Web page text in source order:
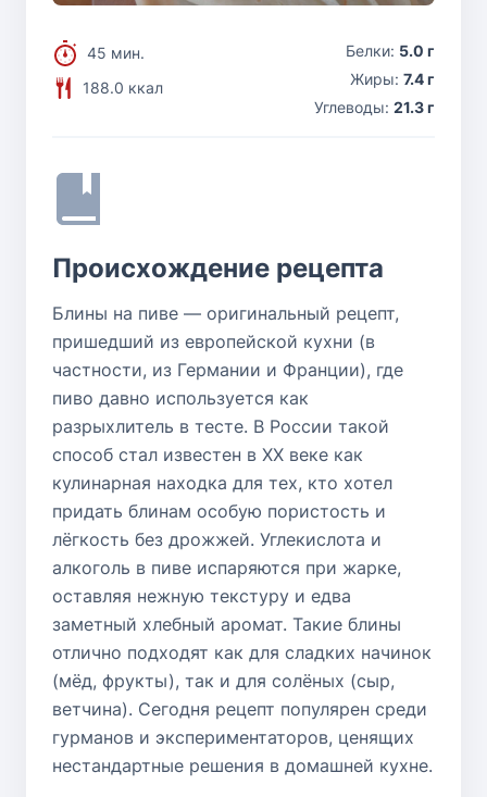
45 мин.
188.0 ккал
Белки: 5.0 г
Жиры: 7.4 г
Углеводы: 21.3 г
Происхождение рецепта
Блины на пиве — оригинальный рецепт,
пришедший из европейской кухни (в
частности, из Германии и Франции), где
пиво давно используется как
разрыхлитель в тесте. В России такой
способ стал известен в XX веке как
кулинарная находка для тех, кто хотел
придать блинам особую пористость и
лёгкость без дрожжей. Углекислота и
алкоголь в пиве испаряются при жарке,
оставляя нежную текстуру и едва
заметный хлебный аромат. Такие блины
отлично подходят как для сладких начинок
(мёд, фрукты), так и для солёных (сыр,
ветчина). Сегодня рецепт популярен среди
гурманов и экспериментаторов, ценящих
нестандартные решения в домашней кухне.